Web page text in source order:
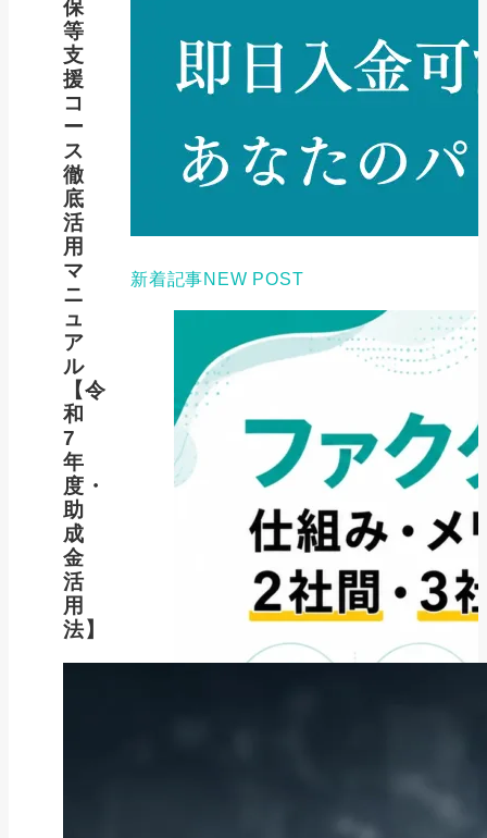
保
等
支
援
コ
ー
ス
徹
底
活
用
マ
ニ
ュ
ア
ル
【令
和
7
年
度・
助
成
金
活
用
法】
新着記事NEW POST